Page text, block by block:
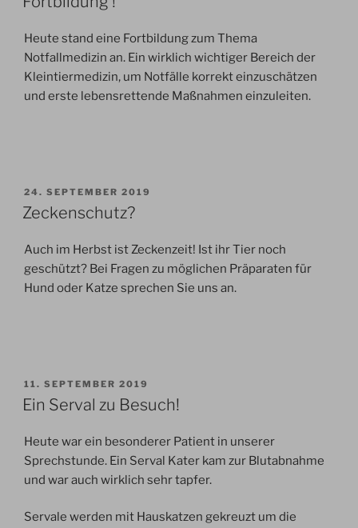
Heute stand eine Fortbildung zum Thema
Notfallmedizin an. Ein wirklich wichtiger Bereich der
Kleintiermedizin, um Notfälle korrekt einzuschätzen
und erste lebensrettende Maßnahmen einzuleiten.
VERÖFFENTLICHT
AM
24. SEPTEMBER 2019
Zeckenschutz?
Auch im Herbst ist Zeckenzeit! Ist ihr Tier noch
geschützt? Bei Fragen zu möglichen Präparaten für
Hund oder Katze sprechen Sie uns an.
VERÖFFENTLICHT
AM
11. SEPTEMBER 2019
Ein Serval zu Besuch!
Heute war ein besonderer Patient in unserer
Sprechstunde. Ein Serval Kater kam zur Blutabnahme
und war auch wirklich sehr tapfer.
Servale werden mit Hauskatzen gekreuzt um die